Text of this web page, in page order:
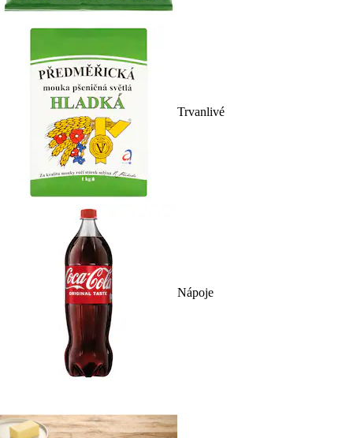
Trvanlivé
Nápoje